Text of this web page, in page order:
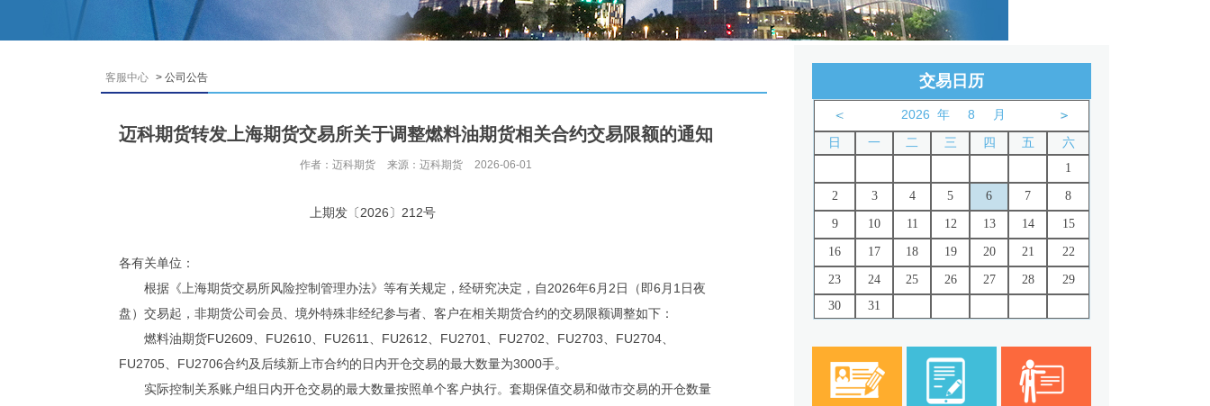
客服中心 > 公司公告
迈科期货转发上海期货交易所关于调整燃料油期货相关合约交易限额的通知
作者：迈科期货 来源：迈科期货 2026-06-01
上期发〔2026〕212号
各有关单位：
根据《上海期货交易所风险控制管理办法》等有关规定，经研究决定，自2026年6月2日（即6月1日夜
盘）交易起，非期货公司会员、境外特殊非经纪参与者、客户在相关期货合约的交易限额调整如下：
燃料油期货FU2609、FU2610、FU2611、FU2612、FU2701、FU2702、FU2703、FU2704、
FU2705、FU2706合约及后续新上市合约的日内开仓交易的最大数量为3000手。
实际控制关系账户组日内开仓交易的最大数量按照单个客户执行。套期保值交易和做市交易的开仓数量
交易日历
年 月
日 一 二 三 四 五
六
1
2 3 4 5 6 7 8
9 10 11 12 13 14 15
16 17 18 19 20 21 22
23 24 25 26 27 28
29
30
31